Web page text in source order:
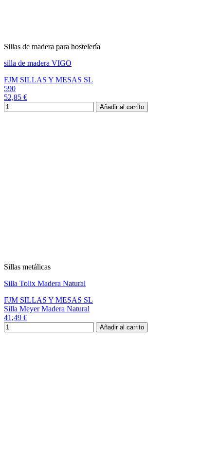
Sillas de madera para hostelería
silla de madera VIGO
FJM SILLAS Y MESAS SL
590
52,85 €
Añadir al carrito
Sillas metálicas
Silla Tolix Madera Natural
FJM SILLAS Y MESAS SL
Silla Meyer Madera Natural
41,49 €
Añadir al carrito